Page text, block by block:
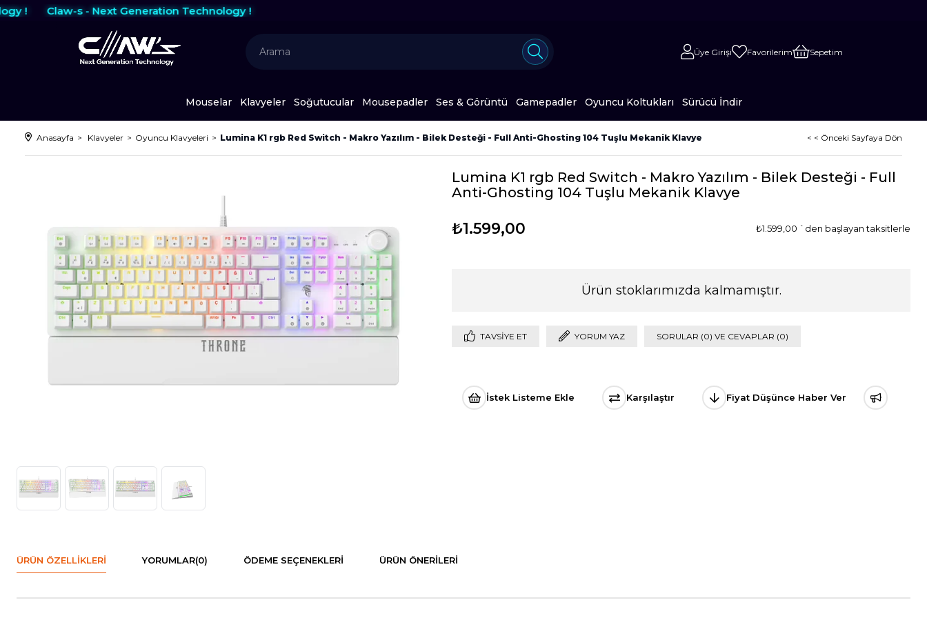
Claw-s - Next Generation Technology !
Üye Girişi Favorilerim Sepetim
Mouselar Klavyeler Soğutucular Mousepadler Ses & Görüntü Gamepadler Oyuncu Koltukları Sürücü İndir
Anasayfa Klavyeler Oyuncu Klavyeleri Lumina K1 rgb Red Switch - Makro Yazılım - Bilek Desteği - Full Anti-Ghosting 104 Tuşlu Mekanik Klavye < < Önceki Sayfaya Dön
Lumina K1 rgb Red Switch - Makro Yazılım - Bilek Desteği - Full
Anti-Ghosting 104 Tuşlu Mekanik Klavye
₺1.599,00 ₺1.599,00 `den başlayan taksitlerle
Ürün stoklarımızda kalmamıştır.
TAVSIYE ET YORUM YAZ SORULAR (0) VE CEVAPLAR (0)
İstek Listeme Ekle Karşılaştır Fiyat Düşünce Haber Ver
ÜRÜN ÖZELLIKLERI YORUMLAR(0) ÖDEME SEÇENEKLERI ÜRÜN ÖNERILERI